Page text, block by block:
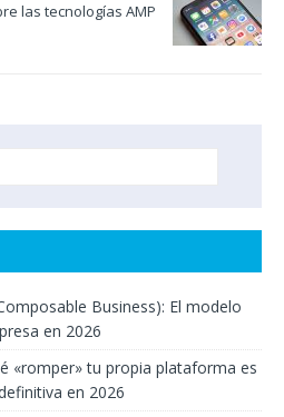
las tecnologías AMP
Business): El modelo
en 2026
«romper» tu propia plataforma es
en 2026